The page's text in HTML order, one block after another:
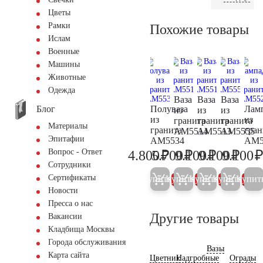
Цветы
Рамки
Ислам
Военные
Машины
Животные
Одежда
Блог
Материалы
Эпитафии
Вопрос - Ответ
Сотрудники
Сертификаты
Новости
Пресса о нас
Вакансии
Кладбища Москвы
Города обслуживания
Карта сайта
Похожие товары
Полуваза
из
гранита
AM5534
5.100
4.800₽
Купить 5%
Ваза
из
гранита
AM5514
6.000
5.700₽
Купить 5%
Ваза
из
гранита
AM5513
9.600
9.100₽
Купить 5%
Ваза
из
гранита
AM5555
9.600
9.100₽
Купить 5%
из
9.100₽
Другие товары
ЦветникНадгробные
Вазы
Ограды